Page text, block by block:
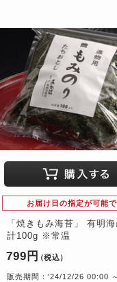
お届け日の指定が可能
「焼きもみ海苔」 有明
計100g ※常温
799円 （税込）
販売期間：'24/12/26 00:00 ～